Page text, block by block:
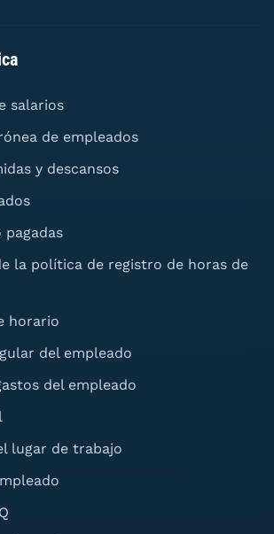
salarios
de empleados
y descansos
pagadas
la política de registro de horas de
horario
del empleado
del empleado
lugar de trabajo